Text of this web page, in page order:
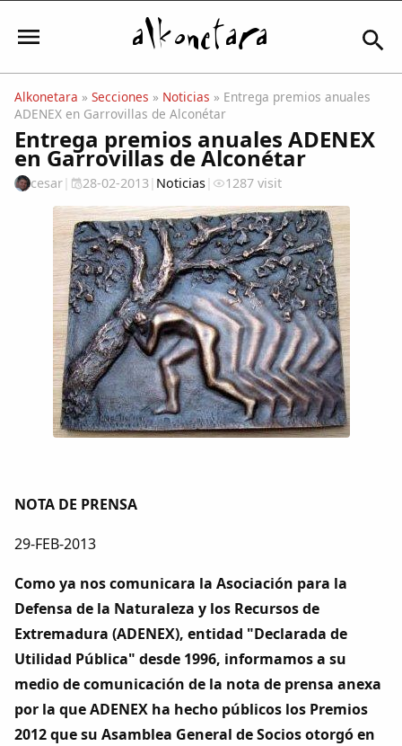
Iniciar sesión
Mi Cuenta
El Tiempo
Actualidad
Comunidad
Colaboradores
Biblioteca
Foros
Idiosincrasia
Diccionario
Alkonetara » Secciones » Noticias » Entrega premios anuales
Entrega premios anuales ADENEX
cesar| 28-02-2013| Noticias| 1287 visit
NOTA DE PRENSA
29-FEB-2013
Como ya nos comunicara la Asociación para la
Defensa de la Naturaleza y los Recursos de
Extremadura (ADENEX), entidad "Declarada de
Utilidad Pública" desde 1996, informamos a su
medio de comunicación de la nota de prensa anexa
por la que ADENEX ha hecho públicos los Premios
2012 que su Asamblea General de Socios otorgó en